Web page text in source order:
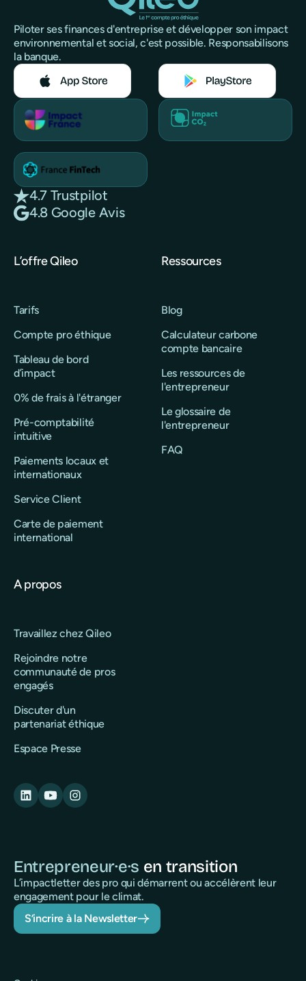
Piloter ses finances d'entreprise et développer son impact
environnemental et social, c'est possible. Responsabilisons
la banque.
4.7 Trustpilot
4.8 Google Avis
L’offre Qileo
Tarifs
Compte pro éthique
Tableau de bord
d’impact
0% de frais à l'étranger
Pré-comptabilité
intuitive
Paiements locaux et
internationaux
Service Client
Carte de paiement
international
Ressources
Blog
Calculateur carbone
compte bancaire
Les ressources de
l'entrepreneur
Le glossaire de
l'entrepreneur
FAQ
A propos
Travaillez chez Qileo
Rejoindre notre
communauté de pros
engagés
Discuter d'un
partenariat éthique
Espace Presse
Entrepreneur·e·s en transition
L’impactletter des pro qui démarrent ou accélèrent leur
engagement pour le climat.
S’incrire à la Newsletter